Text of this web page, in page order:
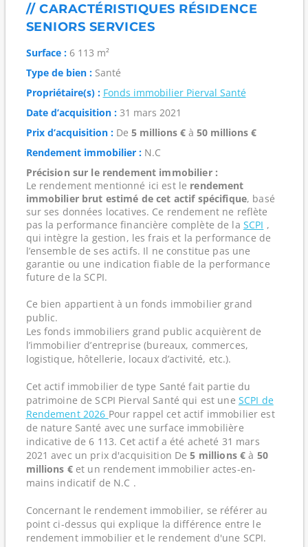
// CARACTÉRISTIQUES RÉSIDENCE
SENIORS SERVICES
Surface :6 113 m²
Type de bien :Santé
Propriétaire(s) : Fonds immobilier Pierval Santé
Date d’acquisition :31 mars 2021
Prix d’acquisition :De 5 millions €à 50 millions €
Rendement immobilier :N.C
Précision sur le rendement immobilier :
Le rendement mentionné ici est le rendement
immobilier brut estimé de cet actif spécifique, basé
sur ses données locatives. Ce rendement ne reflète
pas la performance financière complète de la SCPI ,
qui intègre la gestion, les frais et la performance de
l’ensemble de ses actifs. Il ne constitue pas une
garantie ou une indication fiable de la performance
future de la SCPI.
Ce bien appartient à un fonds immobilier grand
public.
Les fonds immobiliers grand public acquièrent de
l’immobilier d’entreprise (bureaux, commerces,
logistique, hôtellerie, locaux d’activité, etc.).
Cet actif immobilier de type Santé fait partie du
patrimoine de SCPI Pierval Santé qui est une SCPI de
Rendement 2026 Pour rappel cet actif immobilier est
de nature Santé avec une surface immobilière
indicative de 6 113. Cet actif a été acheté 31 mars
2021 avec un prix d'acquisition De5 millions € à 50
millions €et un rendement immobilier actes-en-
mains indicatif de N.C .
Concernant le rendement immobilier, se référer au
point ci-dessus qui explique la différence entre le
rendement immobilier et le rendement d'une SCPI.